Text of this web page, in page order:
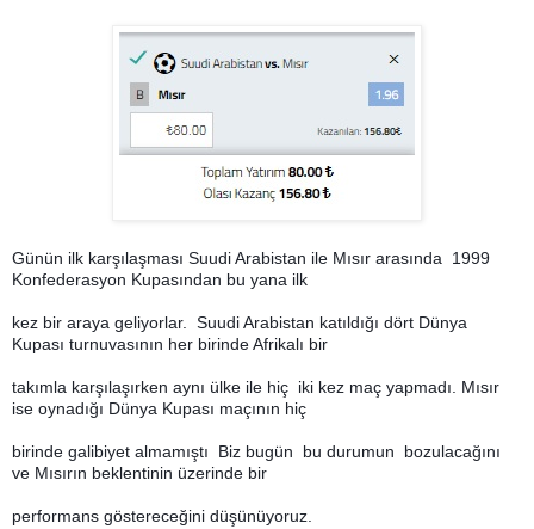
Günün ilk karşılaşması Suudi Arabistan ile Mısır arasında 1999
Konfederasyon Kupasından bu yana ilk
kez bir araya geliyorlar. Suudi Arabistan katıldığı dört Dünya
Kupası turnuvasının her birinde Afrikalı bir
takımla karşılaşırken aynı ülke ile hiç iki kez maç yapmadı. Mısır
ise oynadığı Dünya Kupası maçının hiç
birinde galibiyet almamıştı Biz bugün bu durumun bozulacağını
ve Mısırın beklentinin üzerinde bir
performans göstereceğini düşünüyoruz.